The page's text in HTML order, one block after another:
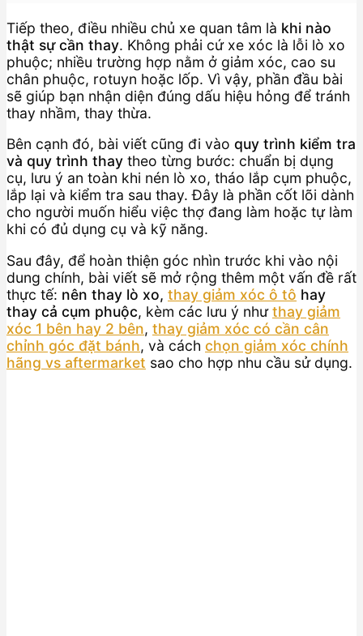
Tiếp theo, điều nhiều chủ xe quan tâm là khi nào
thật sự cần thay. Không phải cứ xe xóc là lỗi lò xo
phuộc; nhiều trường hợp nằm ở giảm xóc, cao su
chân phuộc, rotuyn hoặc lốp. Vì vậy, phần đầu bài
sẽ giúp bạn nhận diện đúng dấu hiệu hỏng để tránh
thay nhầm, thay thừa.
Bên cạnh đó, bài viết cũng đi vào quy trình kiểm tra
và quy trình thay theo từng bước: chuẩn bị dụng
cụ, lưu ý an toàn khi nén lò xo, tháo lắp cụm phuộc,
lắp lại và kiểm tra sau thay. Đây là phần cốt lõi dành
cho người muốn hiểu việc thợ đang làm hoặc tự làm
khi có đủ dụng cụ và kỹ năng.
Sau đây, để hoàn thiện góc nhìn trước khi vào nội
dung chính, bài viết sẽ mở rộng thêm một vấn đề rất
thực tế: nên thay lò xo, thay giảm xóc ô tô hay
thay cả cụm phuộc, kèm các lưu ý nhưthay giảm
xóc 1 bên hay 2 bên, thay giảm xóc có cần cân
chỉnh góc đặt bánh, và cách chọn giảm xóc chính
hãng vs aftermarket sao cho hợp nhu cầu sử dụng.